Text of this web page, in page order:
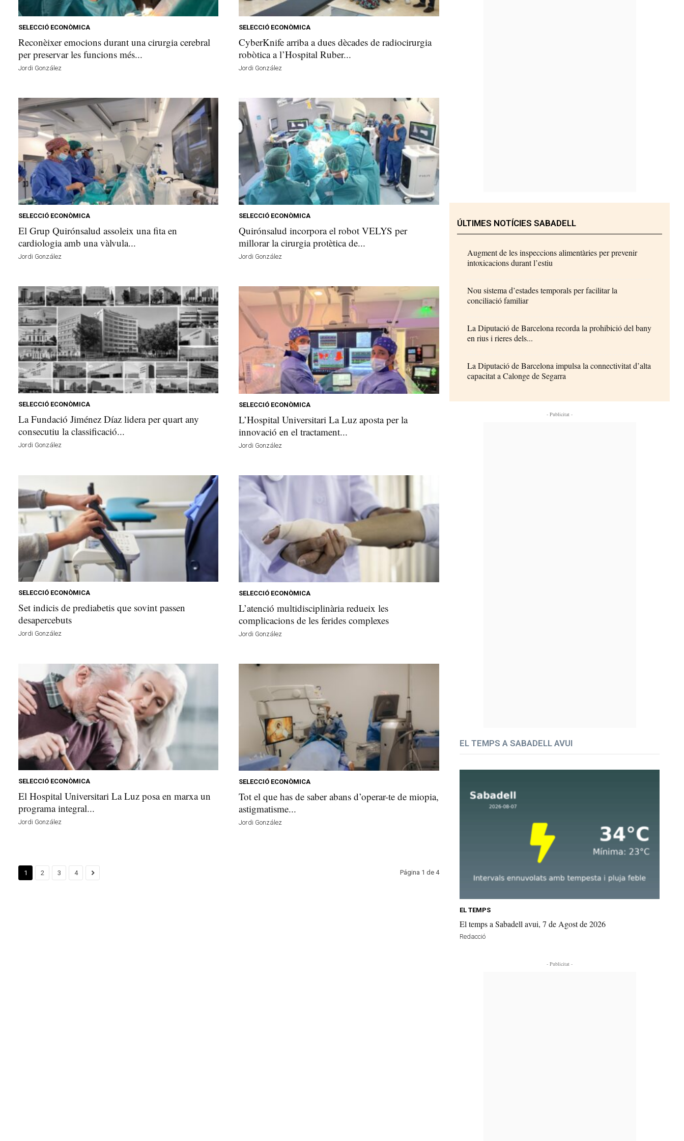
SELECCIÓ ECONÒMICA
Reconèixer emocions durant una cirurgia cerebral
per preservar les funcions més...
Jordi González
SELECCIÓ ECONÒMICA
CyberKnife arriba a dues dècades de radiocirurgia
robòtica a l’Hospital Ruber...
Jordi González
SELECCIÓ ECONÒMICA
El Grup Quirónsalud assoleix una fita en
cardiologia amb una vàlvula...
Jordi González
SELECCIÓ ECONÒMICA
Quirónsalud incorpora el robot VELYS per
millorar la cirurgia protètica de...
Jordi González
SELECCIÓ ECONÒMICA
La Fundació Jiménez Díaz lidera per quart any
consecutiu la classificació...
Jordi González
SELECCIÓ ECONÒMICA
L’Hospital Universitari La Luz aposta per la
innovació en el tractament...
Jordi González
SELECCIÓ ECONÒMICA
Set indicis de prediabetis que sovint passen
desapercebuts
Jordi González
SELECCIÓ ECONÒMICA
L’atenció multidisciplinària redueix les
complicacions de les ferides complexes
Jordi González
SELECCIÓ ECONÒMICA
El Hospital Universitari La Luz posa en marxa un
programa integral...
Jordi González
SELECCIÓ ECONÒMICA
Tot el que has de saber abans d’operar-te de miopia,
astigmatisme...
Jordi González
1 2 3 4 Página 1 de 4
ÚLTIMES NOTÍCIES SABADELL
Augment de les inspeccions alimentàries per prevenir
intoxicacions durant l’estiu
Nou sistema d’estades temporals per facilitar la
conciliació familiar
La Diputació de Barcelona recorda la prohibició del bany
en rius i rieres dels...
La Diputació de Barcelona impulsa la connectivitat d’alta
capacitat a Calonge de Segarra
- Publicitat -
EL TEMPS A SABADELL AVUI
EL TEMPS
El temps a Sabadell avui, 7 de Agost de 2026
Redacció
- Publicitat -